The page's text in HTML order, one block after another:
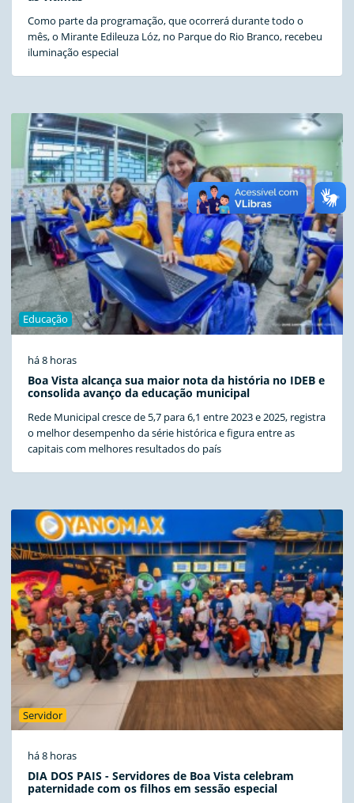
Como parte da programação, que ocorrerá durante todo o
mês, o Mirante Edileuza Lóz, no Parque do Rio Branco, recebeu
iluminação especial
Educação
há 8 horas
Boa Vista alcança sua maior nota da história no IDEB e
consolida avanço da educação municipal
Rede Municipal cresce de 5,7 para 6,1 entre 2023 e 2025, registra
o melhor desempenho da série histórica e figura entre as
capitais com melhores resultados do país
Servidor
há 8 horas
DIA DOS PAIS - Servidores de Boa Vista celebram
paternidade com os filhos em sessão especial